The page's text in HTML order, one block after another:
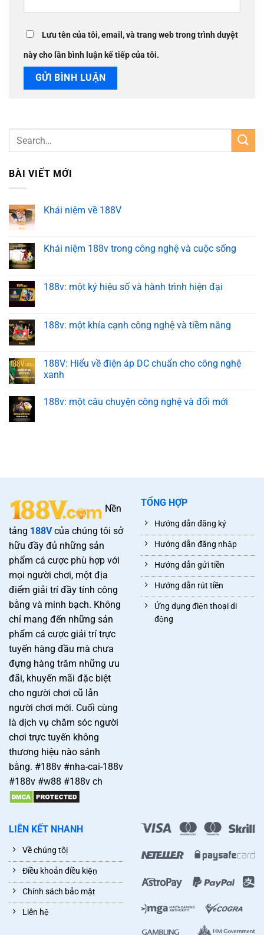
Lưu tên của tôi, email, và trang web trong trình duyệt
này cho lần bình luận kế tiếp của tôi.
BÀI VIẾT MỚI
Khái niệm về 188V
Khái niệm 188v trong công nghệ và cuộc sống
188v: một ký hiệu số và hành trình hiện đại
188v: một khía cạnh công nghệ và tiềm năng
188V: Hiểu về điện áp DC chuẩn cho công nghệ
xanh
188v: một câu chuyện công nghệ và đổi mới
Nền
tảng 188Vcủa chúng tôi sở
hữu đầy đủ những sản
phẩm cá cược phù hợp với
mọi người chơi, một địa
điểm giải trí đầy tính công
bằng và minh bạch. Không
chỉ mang đến những sản
phẩm cá cược giải trí trực
tuyến hàng đầu mà chưa
đựng hàng trăm những ưu
đãi, khuyến mãi đặc biệt
cho người chơi cũ lẫn
người chơi mới. Cuối cùng
là dịch vụ chăm sóc người
chơi trực tuyến không
thương hiệu nào sánh
bằng. #188v #nha-cai-188v
#188v #w88 #188v ch
TỔNG HỢP
Hướng dẫn đăng ký
Hướng dẫn đăng nhập
Hướng dẫn gửi tiền
Hướng dẫn rút tiền
Ứng dụng điện thoại di
động
LIÊN KẾT NHANH
Về chúng tôị
Điều khoản điều kiệṇ
Chính sách bảo mậṭ
Liên hệ̣